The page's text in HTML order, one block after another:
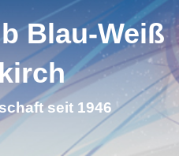
Blau-Weiß
h
seit 1946